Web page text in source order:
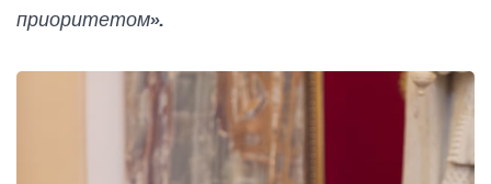
приоритетом».